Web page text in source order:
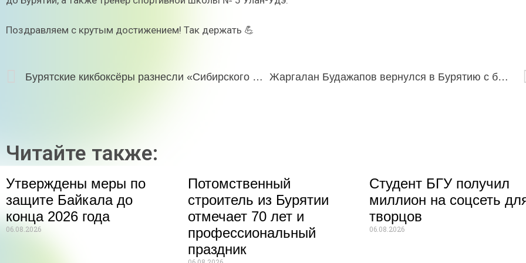
Поздравляем с крутым достижением! Так держать 💪
Бурятские кикбоксёры разнесли «Сибирского медведя»: четыре медали за один турнир 🥊 Жаргалан Будажапов вернулся в Бурятию с бронзой Первенства Азии 🥉🤼
Читайте также:
Утверждены меры по
защите Байкала до
конца 2026 года
06.08.2026
Потомственный
строитель из Бурятии
отмечает 70 лет и
профессиональный
праздник
Студент БГУ получил
миллион на соцсеть
творцов
06.08.2026